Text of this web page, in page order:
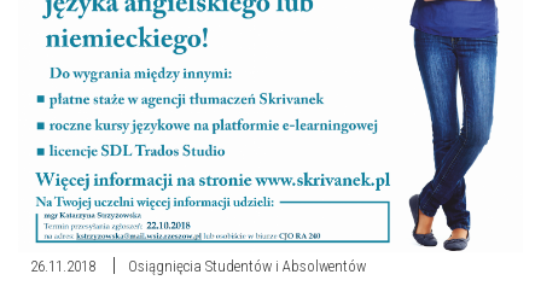
26.11.2018 Osiągnięcia Studentów i Absolwentów